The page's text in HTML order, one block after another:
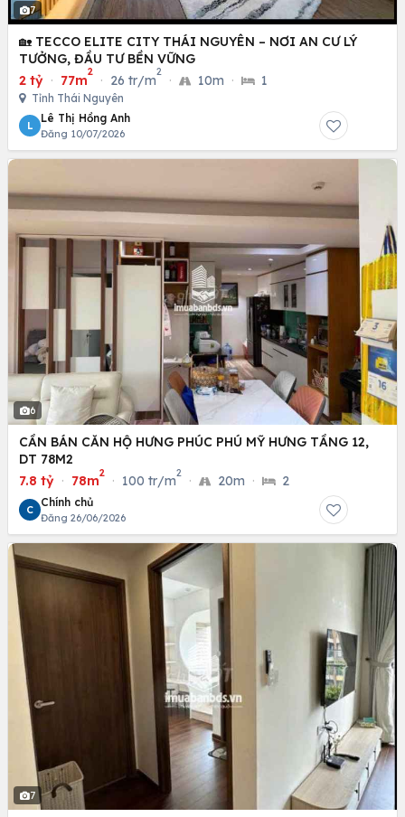
7
🏡 TECCO ELITE CITY THÁI NGUYÊN – NƠI AN CƯ LÝ
TƯỞNG, ĐẦU TƯ BỀN VỮNG
2 tỷ · 77m
2
· 26 tr/m
2
· 10m · 1
Tỉnh Thái Nguyên
L
Lê Thị Hồng Anh
Đăng 10/07/2026
6
CẦN BÁN CĂN HỘ HƯNG PHÚC PHÚ MỸ HƯNG TẦNG 12,
DT 78M2
7.8 tỷ · 78m
2
· 100 tr/m
2
· 20m · 2
C
Chính chủ
Đăng 26/06/2026
7